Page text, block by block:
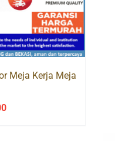
Meja Kerja Meja
Current